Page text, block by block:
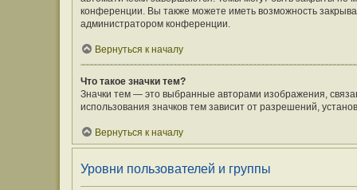
конференции. Вы также можете иметь возможность
администратором конференции.
Вернуться к началу
Что такое значки тем?
Значки тем — это выбранные авторами изображения,
использования значков тем зависит от разрешений,
Вернуться к началу
Уровни пользователей и группы